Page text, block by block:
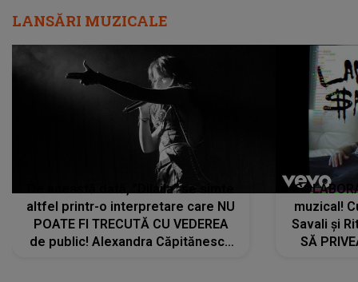
LANSĂRI MUZICALE
De această dată, "Dilaila" se simte
altfel printr-o interpretare care NU
POATE FI TRECUTĂ CU VEDEREA
de public! Alexandra Căpitănescu
muzical!
Savali și
SĂ